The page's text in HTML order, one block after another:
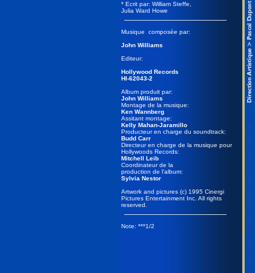
* Ecrit par: William Steffe,
Julia Ward Howe
Musique composée par:
John Williams
Editeur:
Hollywood Records
HI-62043-2
Album produit par:
John Williams
Montage de la musique:
Ken Wannberg
Assitant montage:
Kelly Mahan-Jaramillo
Producteur en charge du soundtrack:
Budd Carr
Directeur en charge de la musique pour
Hollywoods Records:
Mitchell Leib
Coordinateur de la
production de l'album:
Sylvia Nestor
Artwork and pictures (c) 1995 Cinergi
Pictures Entertainment Inc. All rights
reserved.
Note: ***1/2